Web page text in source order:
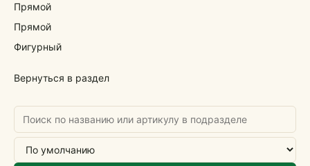
Прямой
Прямой
Фигурный
Вернуться в раздел